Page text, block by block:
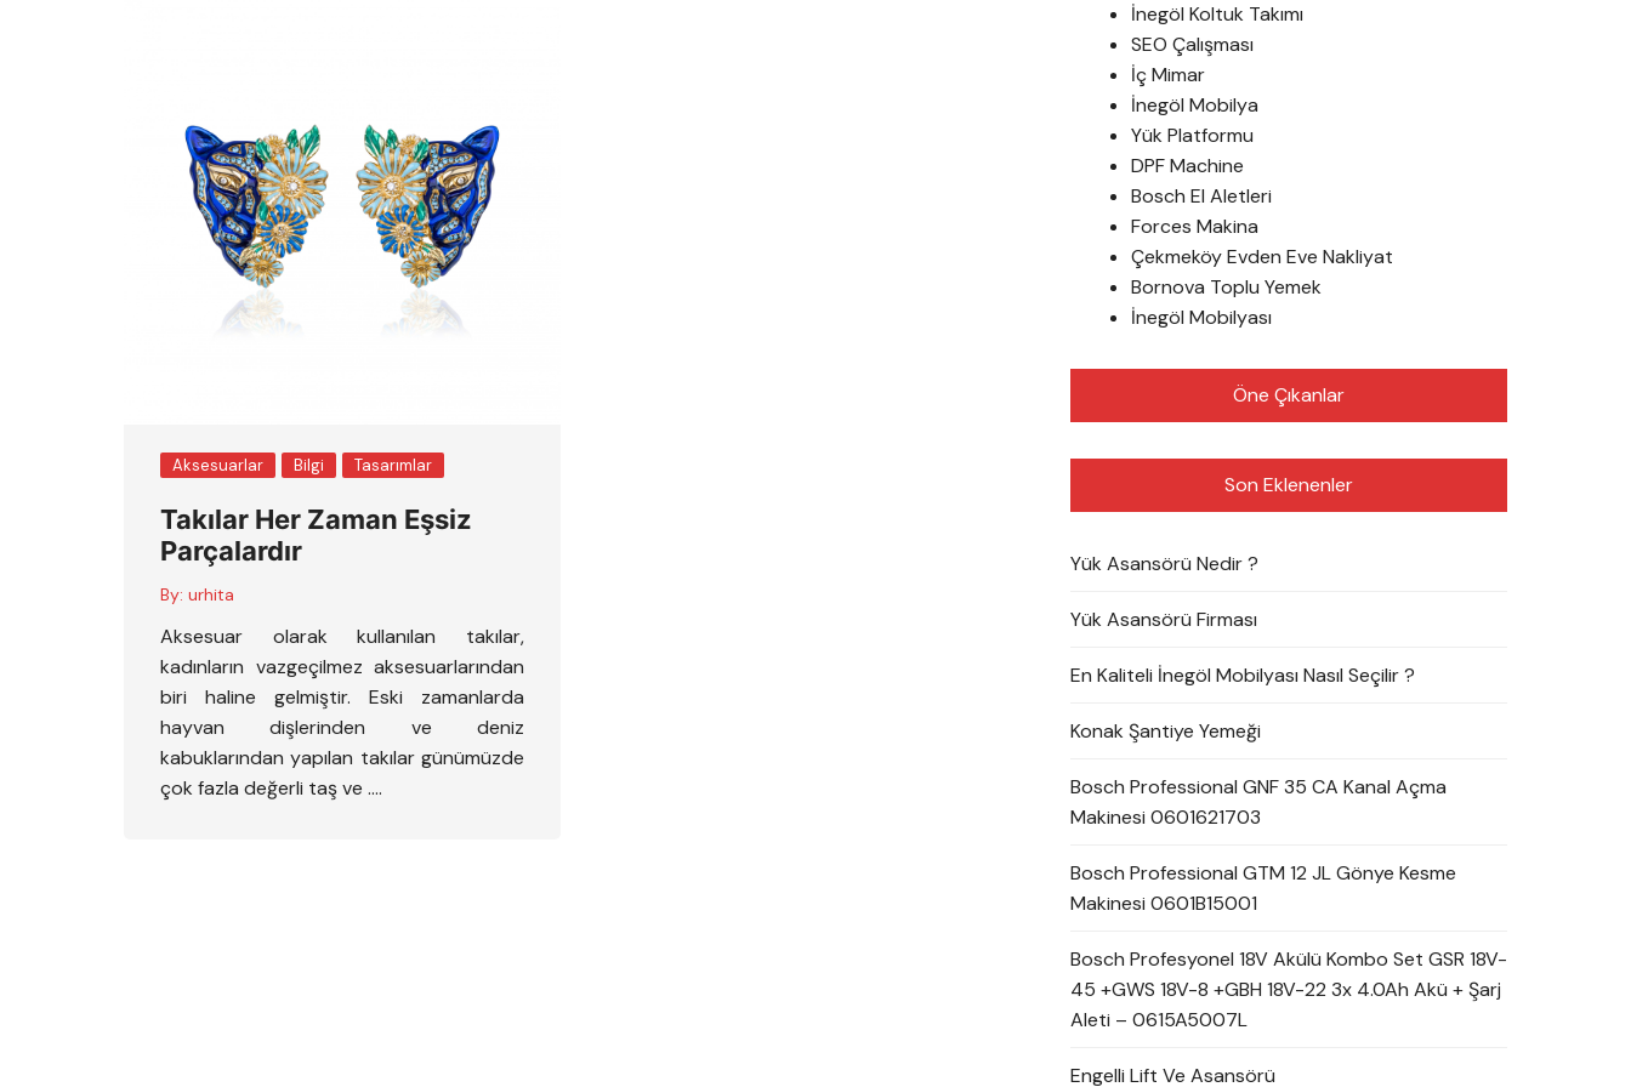
Aksesuarlar Bilgi Tasarımlar
Takılar Her Zaman Eşsiz
Parçalardır
By: urhita
Aksesuar olarak kullanılan takılar,
kadınların vazgeçilmez aksesuarlarından
biri haline gelmiştir. Eski zamanlarda
hayvan dişlerinden ve deniz
kabuklarından yapılan takılar günümüzde
çok fazla değerli taş ve ….
İnegöl Koltuk Takımı
SEO Çalışması
İç Mimar
İnegöl Mobilya
Yük Platformu
DPF Machine
Bosch El Aletleri
Forces Makina
Çekmeköy Evden Eve Nakliyat
Bornova Toplu Yemek
İnegöl Mobilyası
Öne Çıkanlar
Son Eklenenler
Yük Asansörü Nedir ?
Yük Asansörü Firması
En Kaliteli İnegöl Mobilyası Nasıl Seçilir ?
Konak Şantiye Yemeği
Bosch Professional GNF 35 CA Kanal Açma
Makinesi 0601621703
Bosch Professional GTM 12 JL Gönye Kesme
Makinesi 0601B15001
Bosch Profesyonel 18V Akülü Kombo Set GSR 18V-
45 +GWS 18V-8 +GBH 18V-22 3x 4.0Ah Akü + Şarj
Aleti – 0615A5007L
Engelli Lift Ve Asansörü